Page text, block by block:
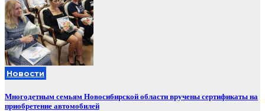
Новости
Многодетным семьям Новосибирской области вручены сертификаты на
приобретение автомобилей